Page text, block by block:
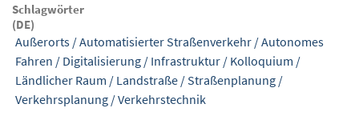
Schlagwörter
(DE)
Außerorts /Automatisierter Straßenverkehr /Autonomes
Fahren / Digitalisierung / Infrastruktur / Kolloquium /
Ländlicher Raum / Landstraße / Straßenplanung /
Verkehrsplanung /Verkehrstechnik